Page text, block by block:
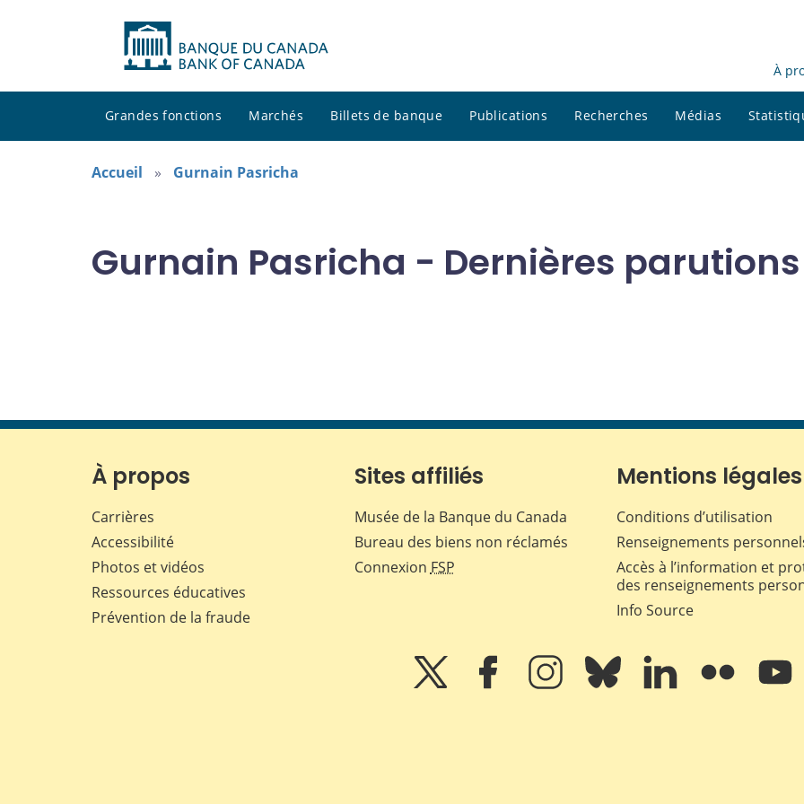
À
Grandes fonctions Marchés Billets de banque Publications Recherches Médias
Accueil Gurnain Pasricha
Gurnain Pasricha - Dernières parutions
À propos
Carrières
Accessibilité
Photos et vidéos
Ressources éducatives
Prévention de la fraude
Sites affiliés
Musée de la Banque du Canada
Bureau des biens non réclamés
Connexion FSP
Mentions légales
Conditions d’utilisation
Renseignements
Accès à l’information et
des renseignements
Info Source